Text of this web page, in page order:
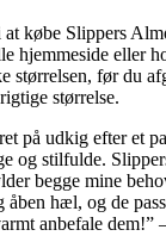
at købe Slippers
hjemmeside eller
størrelsen, før du
størrelse.
på udkig efter et
og stilfulde.
begge mine
åben hæl, og de
anbefale dem!”